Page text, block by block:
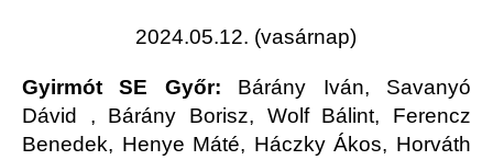
2024.05.12. (vasárnap)
Gyirmót SE Győr: Bárány Iván, Savanyó
Dávid , Bárány Borisz, Wolf Bálint, Ferencz
Benedek, Henye Máté, Háczky Ákos, Horváth